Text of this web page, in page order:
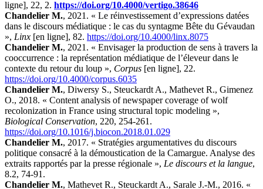
ligne], 22, 2. https://doi.org/10.4000/vertigo.38646
Chandelier M., 2021. « Le réinvestissement d’expressions datées
dans le discours médiatique : le cas du syntagme Bête du Gévaudan
», Linx [en ligne], 82. https://doi.org/10.4000/linx.8075
Chandelier M., 2021. « Envisager la production de sens à travers la
cooccurrence : la représentation médiatique de l’éleveur dans le
contexte du retour du loup », Corpus [en ligne], 22.
https://doi.org/10.4000/corpus.6035
Chandelier M., Diwersy S., Steuckardt A., Mathevet R., Gimenez
O., 2018. « Content analysis of newspaper coverage of wolf
recolonization in France using structural topic modeling »,
Biological Conservation, 220, 254-261.
https://doi.org/10.1016/j.biocon.2018.01.029
Chandelier M., 2017. « Stratégies argumentatives du discours
politique consacré à la démoustication de la Camargue. Analyse des
extraits rapportés par la presse régionale », Le discours et la langue,
8.2, 74-91.
Chandelier M., Mathevet R., Steuckardt A., Sarale J.-M., 2016. «